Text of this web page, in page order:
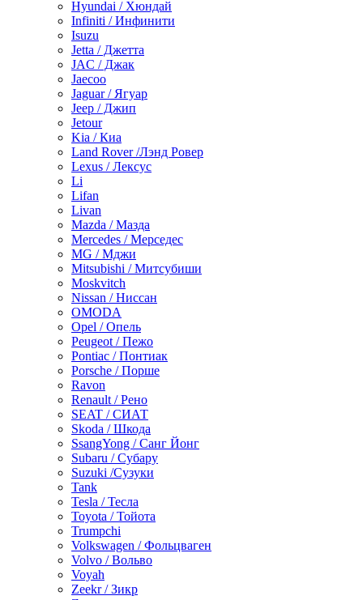
Hyundai / Хюндай
Infiniti / Инфинити
Isuzu
Jetta / Джетта
JAC / Джак
Jaecoo
Jaguar / Ягуар
Jeep / Джип
Jetour
Kia / Киа
Land Rover /Лэнд Ровер
Lexus / Лексус
Li
Lifan
Livan
Mazda / Мазда
Mercedes / Мерседес
MG / Мджи
Mitsubishi / Митсубиши
Moskvitch
Nissan / Ниссан
OMODA
Opel / Опель
Peugeot / Пежо
Pontiac / Понтиак
Porsche / Порше
Ravon
Renault / Рено
SEAT / СИАТ
Skoda / Шкода
SsangYong / Санг Йонг
Subaru / Субару
Suzuki /Сузуки
Tank
Tesla / Тесла
Toyota / Тойота
Trumpchi
Volkswagen / Фольцваген
Volvo / Вольво
Voyah
Zeekr / Зикр